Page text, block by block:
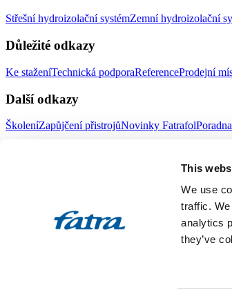
This
We use
traffic.
analytics
they’ve
Střešní hydroizolační systémZemní hydroizolační
Důležité odkazy
Ke staženíTechnická podporaReferenceProdejní
Další odkazy
ŠkoleníZapůjčení přistrojůNovinky FatrafolPoradna
Volné pozice Ochrana oznamovatelů